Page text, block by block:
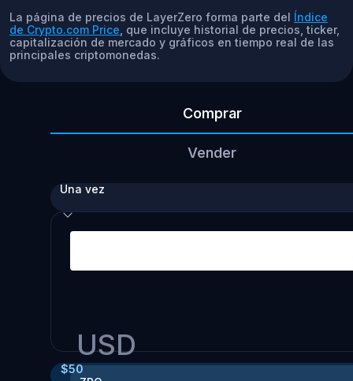
La página de precios de LayerZero forma parte del Índice
de Crypto.com Price , que incluye historial de precios, ticker,
capitalización de mercado y gráficos en tiempo real de las
principales criptomonedas.
Comprar
Vender
Una vez
USD
$50